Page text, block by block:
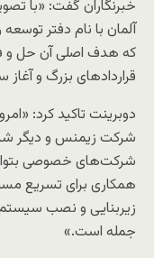
خبرنگاران گفت: «با
آلمان با نام دفتر
که هدف اصلی آن حل و
قراردادهای بزرگ و
دوبرینت تاکید کرد:
شرکت زیمنس و دیگر
شرکت‌های خصوصی
همکاری برای تسریع
زیربنایی و نصب سیستم
جمله است.»